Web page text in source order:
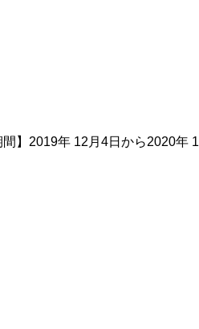
2019年 12月4日から2020年 1